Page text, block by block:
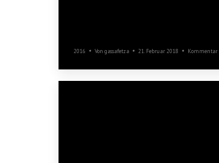
2016 Von gassafetza 21. Februar 2018 Kommentar